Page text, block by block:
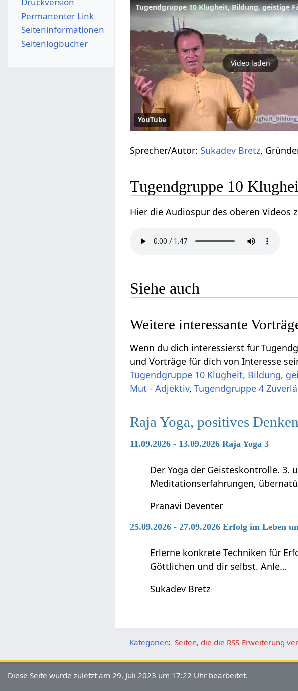
Video laden
YouTube
Sprecher/Autor: Sukadev Bretz,
Tugendgruppe 10
Hier die Audiospur des oberen Videos
Siehe auch
Weitere interessante
Wenn du dich interessierst für
und Vorträge für dich von Interesse
Tugendgruppe 10 Klugheit, Bildung,
Mut - Adjektiv,Tugendgruppe 4
Raja Yoga, positives
11.09.2026 - 13.09.2026 Raja Yoga 3
Der Yoga der Geisteskontrolle. 3.
Meditationserfahrungen,
Pranavi Deventer
25.09.2026 - 27.09.2026 Erfolg im Leben
Erlerne konkrete Techniken für
Göttlichen und dir selbst. Anle…
Sukadev Bretz
Kategorien: Seiten, die die RSS-Erweiterung
Permanenter Link
Seiten­­informationen
Seitenlogbücher
Diese Seite wurde zuletzt am 29. Juli 2023 um 17:22 Uhr bearbeitet.